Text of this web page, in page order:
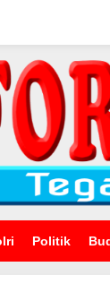
Politik